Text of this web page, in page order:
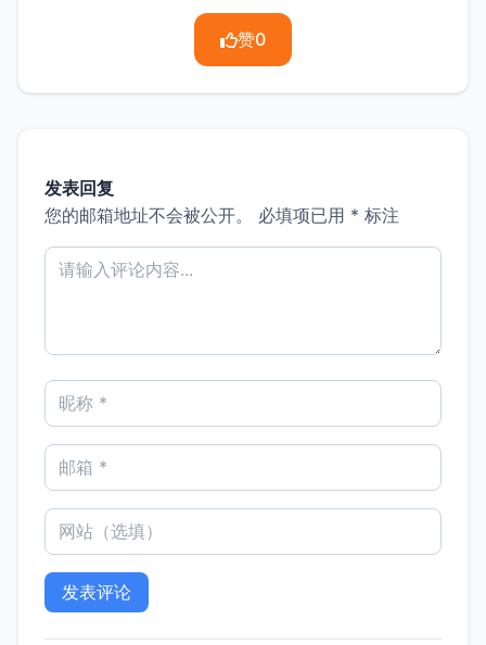
赞0
发表回复
您的邮箱地址不会被公开。
必填项已用 * 标注